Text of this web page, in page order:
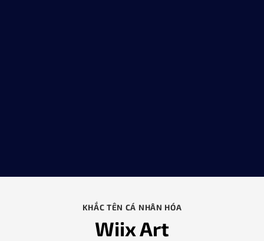
KHẮC TÊN CÁ NHÂN HÓA
Wiix Art